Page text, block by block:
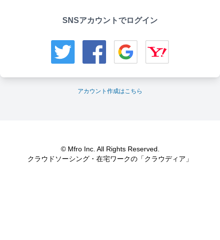
SNSアカウントでログイン
アカウント作成はこちら
© Mfro Inc. All Rights Reserved.
クラウドソーシング・在宅ワークの「クラウディア」